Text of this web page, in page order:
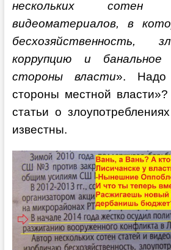
нескольких
видеоматериалов, в
бесхозяйственность,
коррупцию и
стороны власти». Надо
стороны местной
статьи о
известны.